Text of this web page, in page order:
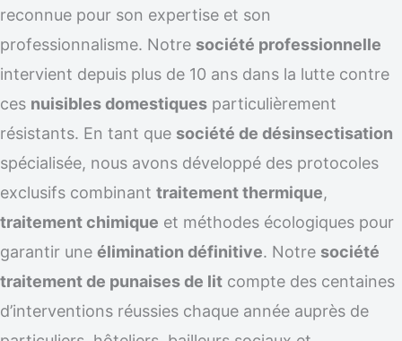
reconnue pour son expertise et son
professionnalisme. Notre société professionnelle
intervient depuis plus de 10 ans dans la lutte contre
ces nuisibles domestiques particulièrement
résistants. En tant que société de désinsectisation
spécialisée, nous avons développé des protocoles
exclusifs combinant traitement thermique,
traitement chimique et méthodes écologiques pour
garantir une élimination définitive. Notre société
traitement de punaises de lit compte des centaines
d’interventions réussies chaque année auprès de